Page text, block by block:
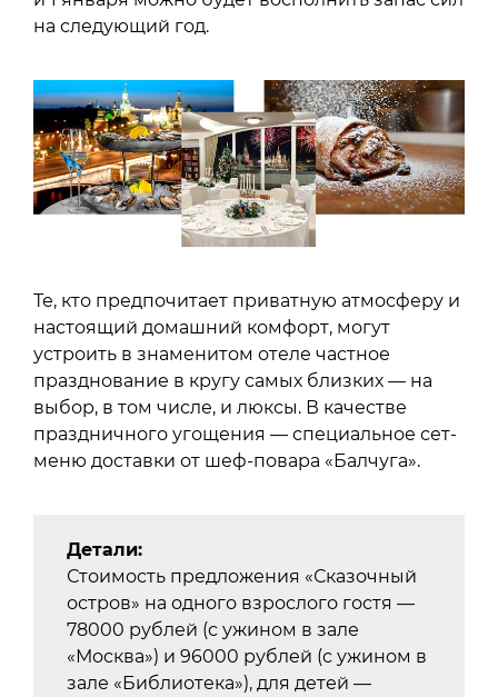
на следующий год.
Те, кто предпочитает приватную атмосферу и
настоящий домашний комфорт, могут
устроить в знаменитом отеле частное
празднование в кругу самых близких — на
выбор, в том числе, и люксы. В качестве
праздничного угощения — специальное сет-
меню доставки от шеф-повара «Балчуга».
Детали:
Стоимость предложения «Сказочный
остров» на одного взрослого гостя —
78000 рублей (с ужином в зале
«Москва») и 96000 рублей (с ужином в
зале «Библиотека»), для детей —